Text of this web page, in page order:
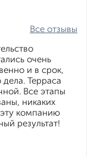
Все отзывы
очень
и в срок,
Терраса
Все этапы
никаких
компанию
результат!